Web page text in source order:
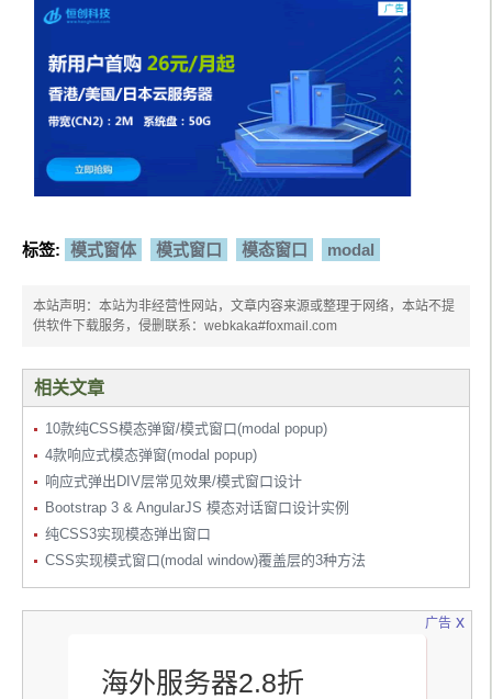
标签: 模式窗体 模式窗口 模态窗口 modal
本站声明：本站为非经营性网站，文章内容来源或整理于网络，本站不提
供软件下载服务，侵删联系：webkaka#foxmail.com
相关文章
10款纯CSS模态弹窗/模式窗口(modal popup)
4款响应式模态弹窗(modal popup)
响应式弹出DIV层常见效果/模式窗口设计
Bootstrap 3 & AngularJS 模态对话窗口设计实例
纯CSS3实现模态弹出窗口
CSS实现模式窗口(modal window)覆盖层的3种方法
广告
海外服务器2.8折
x